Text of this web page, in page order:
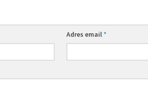
Adres email*